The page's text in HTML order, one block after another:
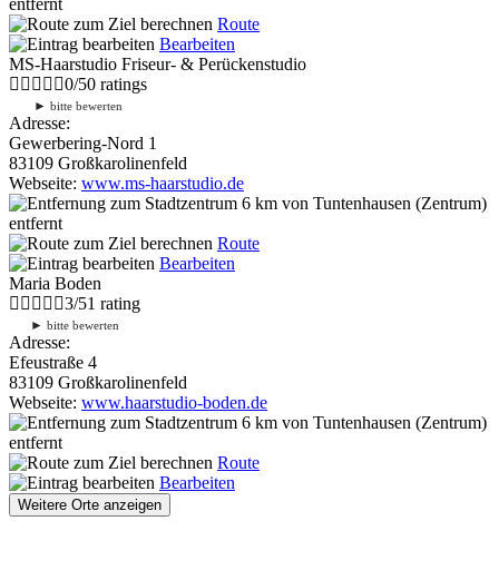
Route
Bearbeiten
MS-Haarstudio Friseur- & Perückenstudio
0/50 ratings
► bitte bewerten
Adresse:
Gewerbering-Nord 1
83109 Großkarolinenfeld
Webseite: www.ms-haarstudio.de
6 km von Tuntenhausen (Zentrum)
entfernt
Route
Bearbeiten
Maria Boden
3/51 rating
► bitte bewerten
Adresse:
Efeustraße 4
83109 Großkarolinenfeld
Webseite: www.haarstudio-boden.de
6 km von Tuntenhausen (Zentrum)
entfernt
Route
Bearbeiten
Weitere Orte anzeigen